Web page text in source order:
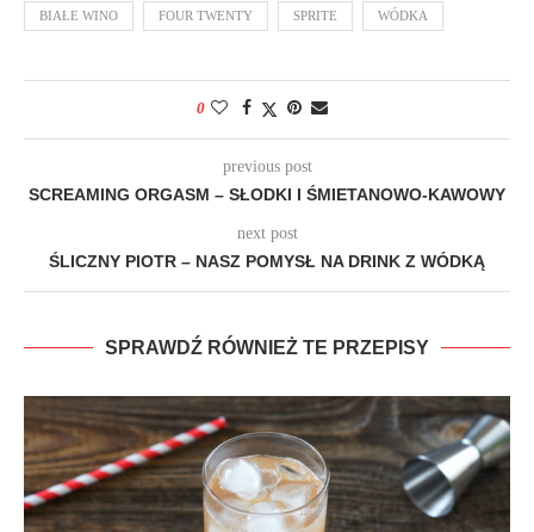
BIAŁE WINO FOUR TWENTY SPRITE WÓDKA
0
previous post
SCREAMING ORGASM – SŁODKI I ŚMIETANOWO-KAWOWY
next post
ŚLICZNY PIOTR – NASZ POMYSŁ NA DRINK Z WÓDKĄ
SPRAWDŹ RÓWNIEŻ TE PRZEPISY